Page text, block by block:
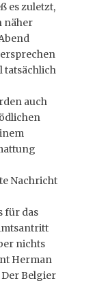
es zuletzt,
näher
tatsächlich
auch
Nachricht
für das
nichts
Herman
Der Belgier